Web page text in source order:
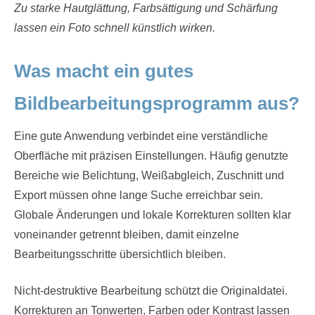
Zu starke Hautglättung, Farbsättigung und Schärfung
lassen ein Foto schnell künstlich wirken.
Was macht ein gutes
Bildbearbeitungsprogramm aus?
Eine gute Anwendung verbindet eine verständliche
Oberfläche mit präzisen Einstellungen. Häufig genutzte
Bereiche wie Belichtung, Weißabgleich, Zuschnitt und
Export müssen ohne lange Suche erreichbar sein.
Globale Änderungen und lokale Korrekturen sollten klar
voneinander getrennt bleiben, damit einzelne
Bearbeitungsschritte übersichtlich bleiben.
Nicht-destruktive Bearbeitung schützt die Originaldatei.
Korrekturen an Tonwerten, Farben oder Kontrast lassen